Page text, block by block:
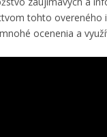
tohto overeného
ocenenia a